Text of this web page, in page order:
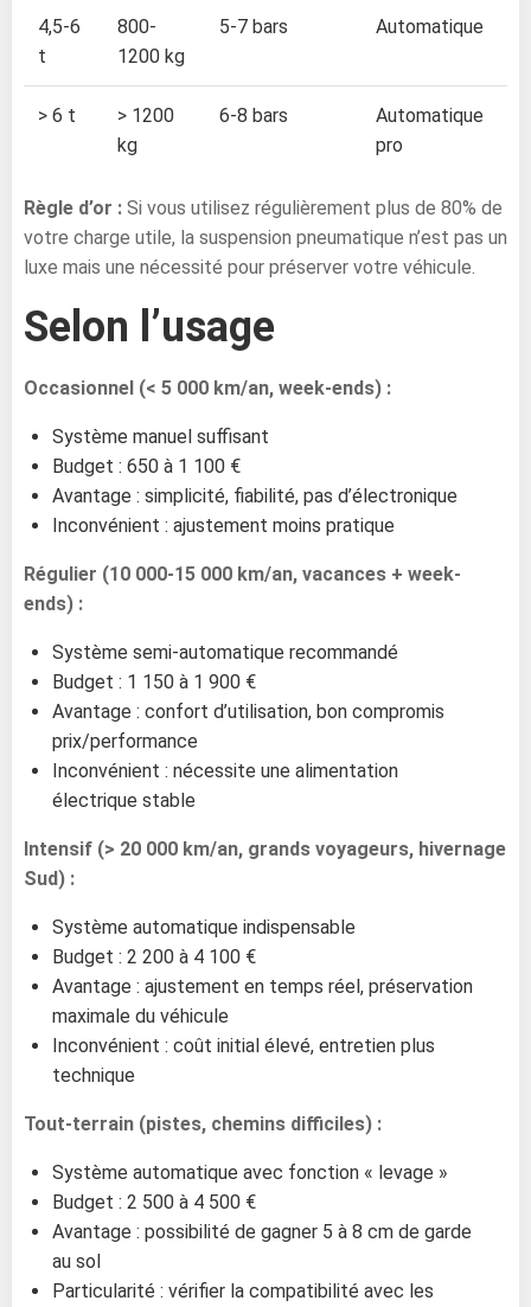
4,5-6
t
800-
1200 kg
5-7 bars Automatique
> 6 t
> 1200
kg
6-8 bars
Automatique
pro
Règle d’or : Si vous utilisez régulièrement plus de 80% de
votre charge utile, la suspension pneumatique n’est pas un
luxe mais une nécessité pour préserver votre véhicule.
Selon l’usage
Occasionnel (< 5 000 km/an, week-ends) :
Système manuel suffisant
Budget : 650 à 1 100 €
Avantage : simplicité, fiabilité, pas d’électronique
Inconvénient : ajustement moins pratique
Régulier (10 000-15 000 km/an, vacances + week-
ends) :
Système semi-automatique recommandé
Budget : 1 150 à 1 900 €
Avantage : confort d’utilisation, bon compromis
prix/performance
Inconvénient : nécessite une alimentation
électrique stable
Intensif (> 20 000 km/an, grands voyageurs, hivernage
Sud) :
Système automatique indispensable
Budget : 2 200 à 4 100 €
Avantage : ajustement en temps réel, préservation
maximale du véhicule
Inconvénient : coût initial élevé, entretien plus
technique
Tout-terrain (pistes, chemins difficiles) :
Système automatique avec fonction « levage »
Budget : 2 500 à 4 500 €
Avantage : possibilité de gagner 5 à 8 cm de garde
au sol
Particularité : vérifier la compatibilité avec les